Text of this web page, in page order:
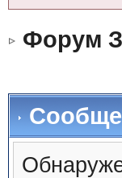
Форум